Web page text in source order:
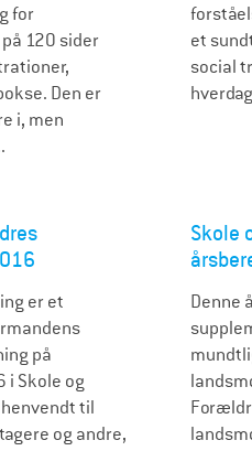
for
120 sider
Den er
i, men
et
social
er et
på
i Skole og
til
og andre,
Skole
Denne